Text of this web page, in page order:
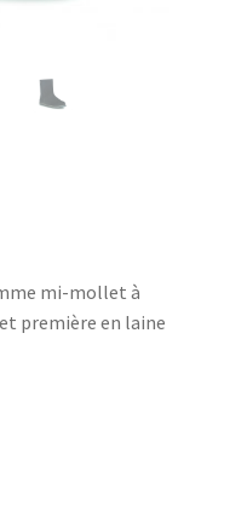
mi-mollet à
première en laine